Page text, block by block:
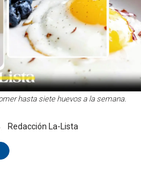
hasta siete huevos a la semana.
Redacción La-Lista